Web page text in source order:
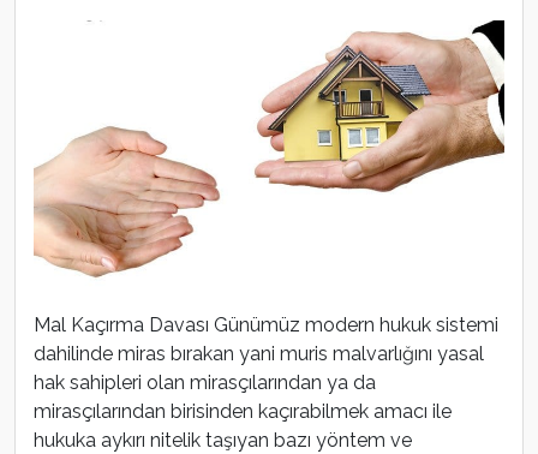
Mal Kaçırma Davası Günümüz modern hukuk sistemi
dahilinde miras bırakan yani muris malvarlığını yasal
hak sahipleri olan mirasçılarından ya da
mirasçılarından birisinden kaçırabilmek amacı ile
hukuka aykırı nitelik taşıyan bazı yöntem ve